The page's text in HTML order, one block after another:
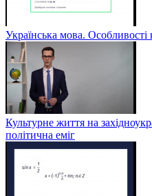
Українська мова. Особливості
Культурне життя на
політична еміг